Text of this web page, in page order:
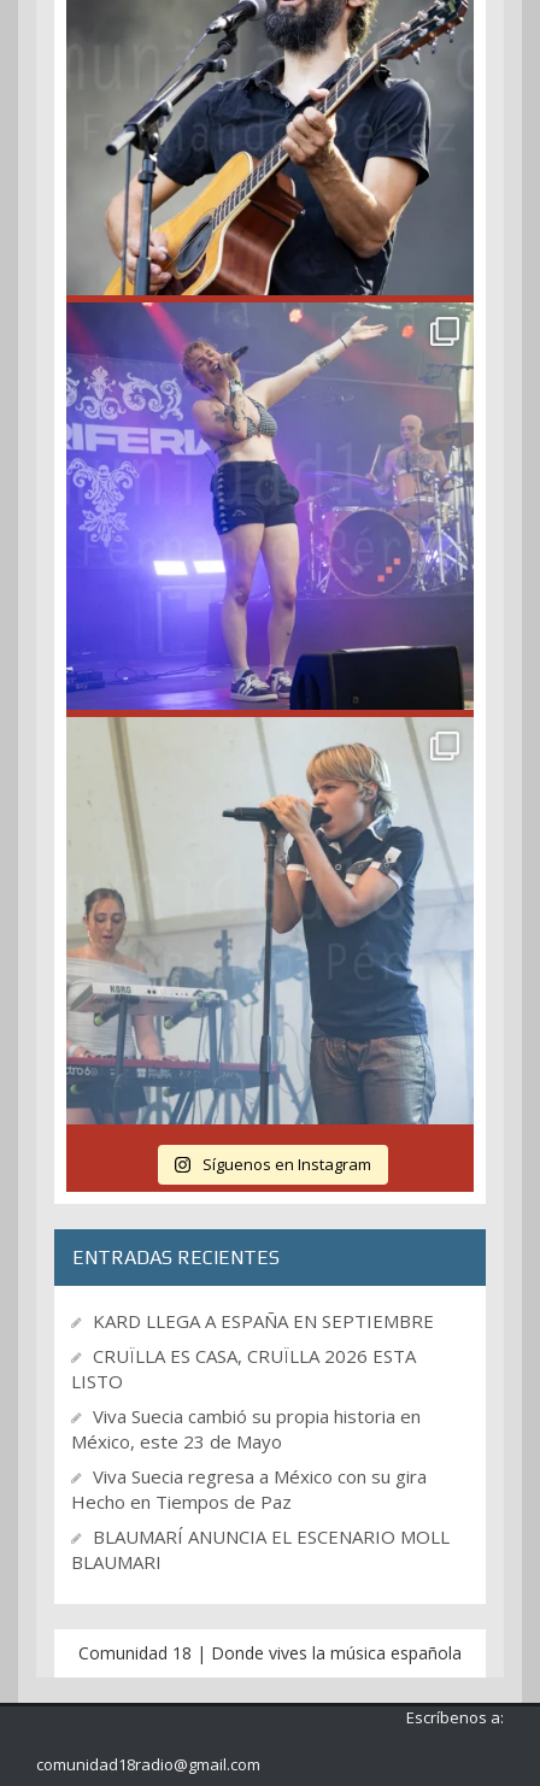
Síguenos en Instagram
ENTRADAS RECIENTES
KARD LLEGA A ESPAÑA EN SEPTIEMBRE
CRUÏLLA ES CASA, CRUÏLLA 2026 ESTA
LISTO
Viva Suecia cambió su propia historia en
México, este 23 de Mayo
Viva Suecia regresa a México con su gira
Hecho en Tiempos de Paz
BLAUMARÍ ANUNCIA EL ESCENARIO MOLL
BLAUMARI
Comunidad 18 | Donde vives la música española
Escríbenos a:
comunidad18radio@gmail.com